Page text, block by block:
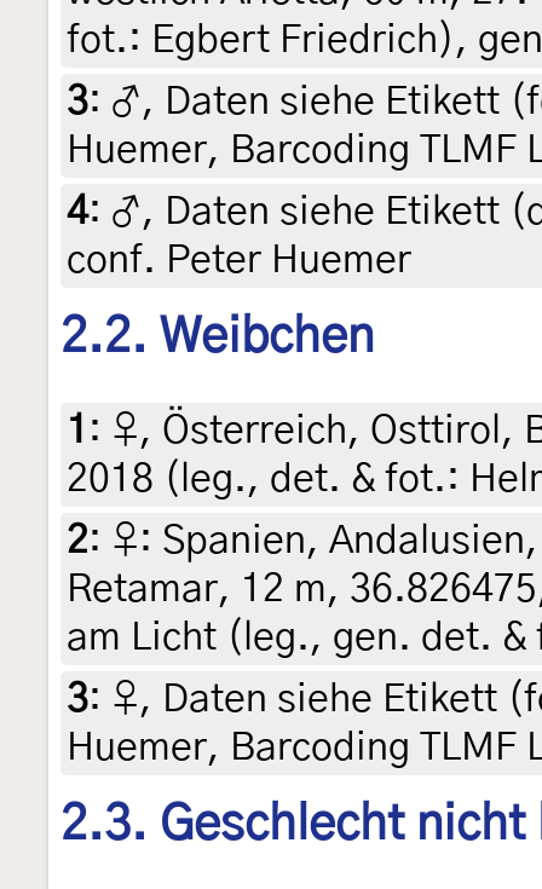
fot.: Egbert Friedrich),
3: ♂, Daten siehe Etikett
Huemer, Barcoding TLMF
4: ♂, Daten siehe Etikett
conf. Peter Huemer
2.2. Weibchen
1 : ♀, Österreich, Osttirol,
2018 (leg., det. & fot.:
2: ♀: Spanien,
Retamar, 12 m,
am Licht (leg., gen. det.
3: ♀, Daten siehe Etikett
Huemer, Barcoding TLMF
2.3. Geschlecht nicht